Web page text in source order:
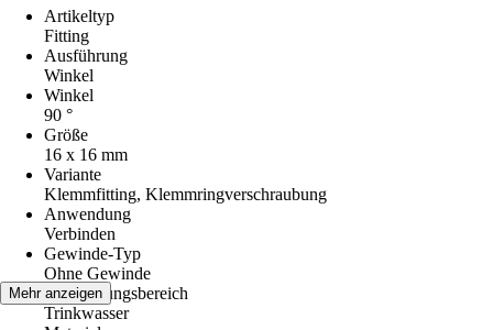
Artikeltyp
Fitting
Ausführung
Winkel
Winkel
90 °
Größe
16 x 16 mm
Variante
Klemmfitting, Klemmringverschraubung
Anwendung
Verbinden
Gewinde-Typ
Ohne Gewinde
Anwendungsbereich
Trinkwasser
Mehr anzeigen